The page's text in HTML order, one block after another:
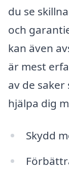
du se
och
kan även
är mest
av de
hjälpa dig
Skydd